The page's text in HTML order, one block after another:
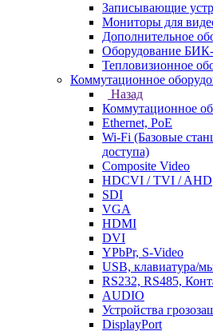
Записывающие
Мониторы для
Дополнительное
Оборудование
Тепловизионное
Коммутационное
Назад
Коммутационное
Ethernet, PoE
Wi-Fi (Базовые
доступа)
Composite Video
HDCVI / TVI / AHD
SDI
VGA
HDMI
DVI
YPbPr, S-Video
USB, клавиатура/
RS232, RS485,
AUDIO
Устройства
DisplayPort